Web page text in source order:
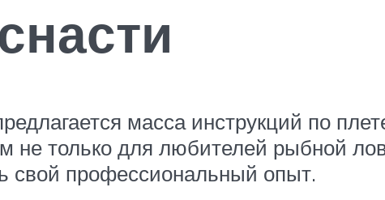
масса инструкций по
не только для любителей рыбной
свой профессиональный опыт.